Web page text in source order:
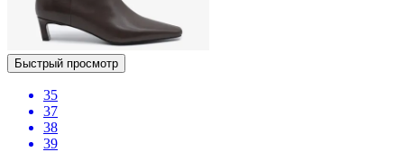
Быстрый просмотр
35
37
38
39